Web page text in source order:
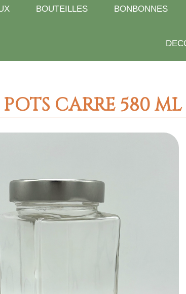
BOUTEILLES BONBONNES
CARRE 580 ML